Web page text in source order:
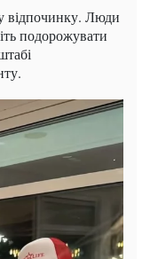
відпочинку. Люди
подорожувати